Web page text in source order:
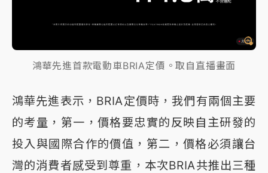
鴻華先進首款電動車BRIA定價。取自直播畫面
鴻華先進表示，BRIA定價時，我們有兩個主要
的考量，第一，價格要忠實的反映自主研發的
投入與國際合作的價值，第二，價格必須讓台
灣的消費者感受到尊重，本次BRIA共推出三種